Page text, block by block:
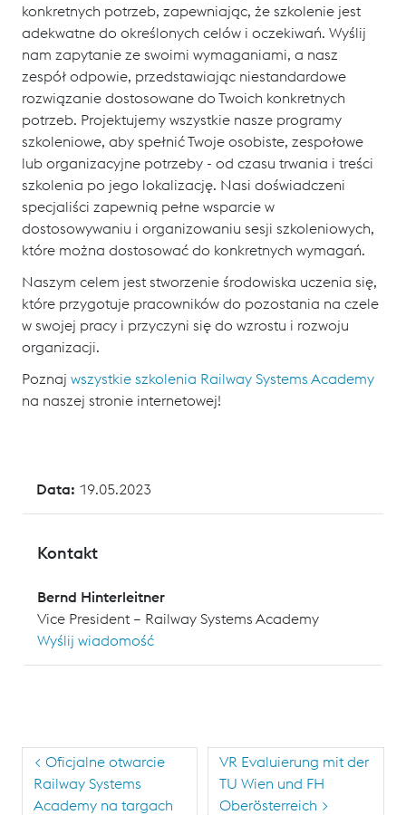
konkretnych potrzeb, zapewniając, że szkolenie jest
adekwatne do określonych celów i oczekiwań. Wyślij
nam zapytanie ze swoimi wymaganiami, a nasz
zespół odpowie, przedstawiając niestandardowe
rozwiązanie dostosowane do Twoich konkretnych
potrzeb. Projektujemy wszystkie nasze programy
szkoleniowe, aby spełnić Twoje osobiste, zespołowe
lub organizacyjne potrzeby - od czasu trwania i treści
szkolenia po jego lokalizację. Nasi doświadczeni
specjaliści zapewnią pełne wsparcie w
dostosowywaniu i organizowaniu sesji szkoleniowych,
które można dostosować do konkretnych wymagań.
Naszym celem jest stworzenie środowiska uczenia się,
które przygotuje pracowników do pozostania na czele
w swojej pracy i przyczyni się do wzrostu i rozwoju
organizacji.
Poznaj wszystkie szkolenia Railway Systems Academy
na naszej stronie internetowej!
Data: 19.05.2023
Kontakt
Bernd Hinterleitner
Vice President – Railway Systems Academy
Wyślij wiadomość
< Oficjalne otwarcie
Railway Systems
Academy na targach
VR Evaluierung mit der
TU Wien und FH
Oberösterreich >